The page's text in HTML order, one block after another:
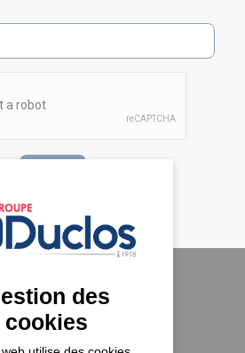
groupe Duclos
A propos
des
cookies